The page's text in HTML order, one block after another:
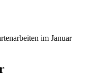
im Januar